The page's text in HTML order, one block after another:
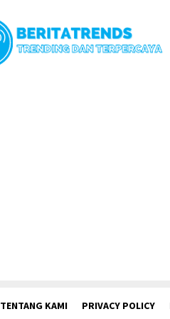
TENTANG KAMI PRIVACY POLICY